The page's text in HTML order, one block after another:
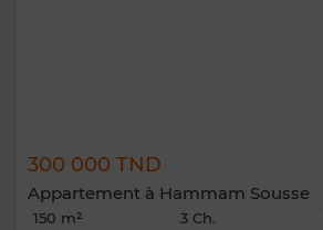
300 000 TND
Appartement à Hammam Sousse
150 m² 3 Ch.